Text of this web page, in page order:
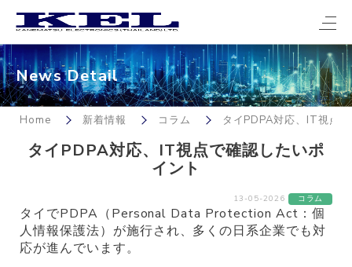
News Detail
Home 新着情報 コラム タイPDPA対応、IT視点
タイPDPA対応、IT視点で確認したいポ
イント
13-05-2026 コラム
タイでPDPA（Personal Data Protection Act：個
人情報保護法）が施行され、多くの日系企業でも対
応が進んでいます。